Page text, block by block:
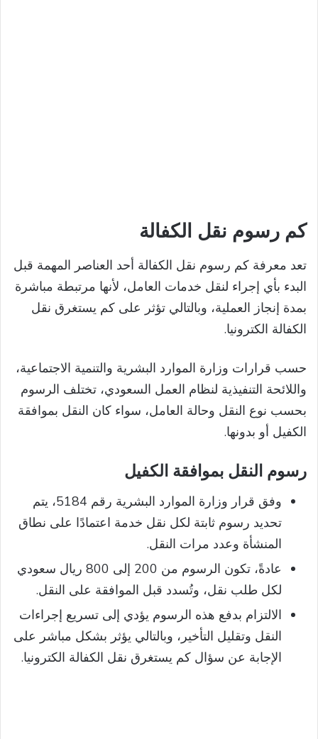
كم رسوم نقل الكفالة
تعد معرفة كم رسوم نقل الكفالة أحد العناصر المهمة قبل
البدء بأي إجراء لنقل خدمات العامل، لأنها مرتبطة مباشرة
بمدة إنجاز العملية، وبالتالي تؤثر على كم يستغرق نقل
الكفالة الكترونيا.
حسب قرارات وزارة الموارد البشرية والتنمية الاجتماعية،
واللائحة التنفيذية لنظام العمل السعودي، تختلف الرسوم
بحسب نوع النقل وحالة العامل، سواء كان النقل بموافقة
الكفيل أو بدونها.
رسوم النقل بموافقة الكفيل
وفق قرار وزارة الموارد البشرية رقم 5184، يتم
تحديد رسوم ثابتة لكل نقل خدمة اعتمادًا على نطاق
المنشأة وعدد مرات النقل.
عادةً، تكون الرسوم من 200 إلى 800 ريال سعودي
لكل طلب نقل، وتُسدد قبل الموافقة على النقل.
الالتزام بدفع هذه الرسوم يؤدي إلى تسريع إجراءات
النقل وتقليل التأخير، وبالتالي يؤثر بشكل مباشر على
الإجابة عن سؤال كم يستغرق نقل الكفالة الكترونيا.